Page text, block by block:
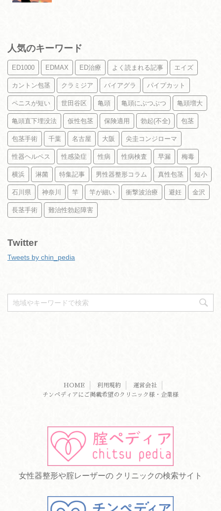
人気のキーワード
ED1000 EDMAX ED治療 よく読まれる記事 エイズ
カントン包茎 クラミジア バイアグラ パイプカット
ペニスが短い 世田谷区 亀頭 亀頭にぶつぶつ 亀頭増大
亀頭直下埋没法 仮性包茎 保険適用 勃起(不全) 包茎
包茎手術 千葉 名古屋 大阪 尖圭コンジローマ
性器ヘルペス 性感染症 性病 性病検査 早漏 梅毒
横浜 淋菌 特集記事 男性器整形コラム 真性包茎 短小
石川県 神奈川 竿 竿が細い 衝撃波治療 避妊 金沢
長茎手術 難治性勃起障害
Twitter
Tweets by chin_pedia
HOME 利用規約
運営会社
チンペディアにご掲載希望のクリニック様・企業様
女性器整形や腟レーザーの クリニックの検索サイト